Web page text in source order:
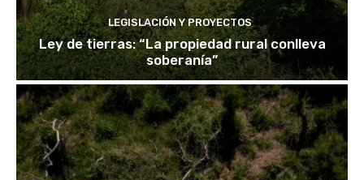
LEGISLACIÓN Y PROYECTOS
Ley de tierras: “La propiedad rural conlleva
soberanía”